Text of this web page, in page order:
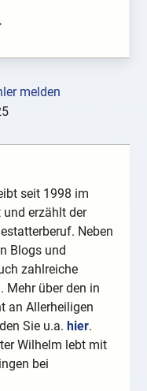
melden
seit 1998 im
und erzählt der
Neben
Blogs und
zahlreiche
Mehr über den in
an Allerheiligen
Sie u.a.hier.
Wilhelm lebt mit
bei